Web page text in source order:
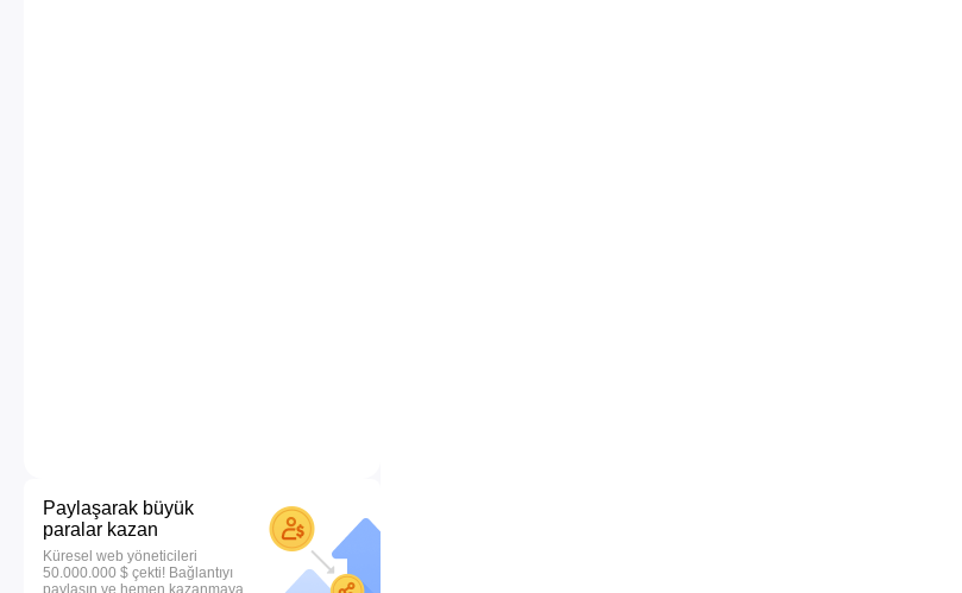
Paylaşarak büyük
paralar kazan
Küresel web yöneticileri
50.000.000 $ çekti! Bağlantıyı
paylaşın ve hemen kazanmaya